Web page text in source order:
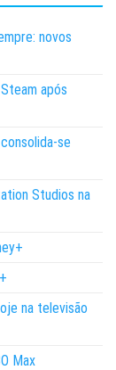
novos
após
se
Studios na
na televisão
Max